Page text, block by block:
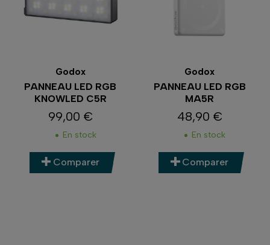
Godox
PANNEAU LED RGB
KNOWLED C5R
Prix
99,00 €
En stock
Comparer
Godox
PANNEAU LED RGB
MA5R
Prix
48,90 €
En stock
Comparer